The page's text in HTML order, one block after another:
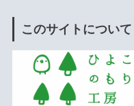
このサイトについて